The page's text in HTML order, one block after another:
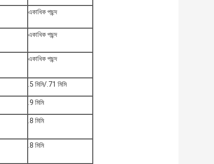
একাধিক পছন্দ
একাধিক পছন্দ
একাধিক পছন্দ
.5 মিমি/.71 মিমি
.9 মিমি
.8 মিমি
.8 মিমি